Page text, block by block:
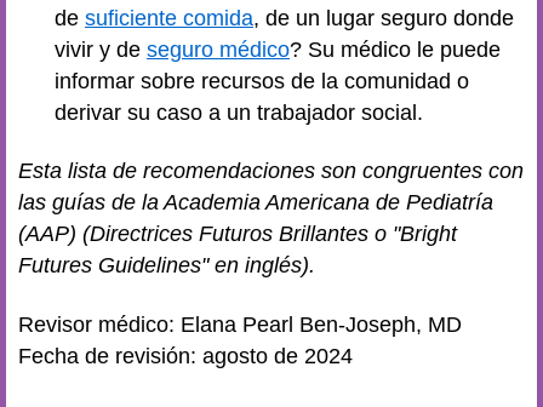
de suficiente comida, de un lugar seguro donde
vivir y de seguro médico? Su médico le puede
informar sobre recursos de la comunidad o
derivar su caso a un trabajador social.
Esta lista de recomendaciones son congruentes con
las guías de la Academia Americana de Pediatría
(AAP) (Directrices Futuros Brillantes o "Bright
Futures Guidelines" en inglés).
Revisor médico: Elana Pearl Ben-Joseph, MD
Fecha de revisión: agosto de 2024